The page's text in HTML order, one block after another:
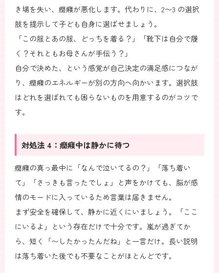
き場を失い、癇癪が悪化します。代わりに、2〜3 の選択
肢を提示して子ども自身に選ばせましょう。
「この服とあの服、どっちを着る？」「靴下は自分で履
く？それともお母さんが手伝う？」
自分で決めた、という感覚が自己決定の満足感につなが
り、癇癪のエネルギーが別の方向へ向かいます。選択肢
はどれを選ばれても困らないものを用意するのがコツで
す。
対処法 4：癇癪中は静かに待つ
癇癪の真っ最中に「なんで泣いてるの？」「落ち着い
て」「さっきも言ったでしょ」と声をかけても、脳が感
情のモードに入っているため言葉は届きません。
まず安全を確保して、静かに近くにいましょう。「ここ
にいるよ」という存在だけで十分です。嵐が過ぎてか
ら、短く「〜したかったんだね」と一言だけ。長い説明
は落ち着いた後でも不要なことがほとんどです。